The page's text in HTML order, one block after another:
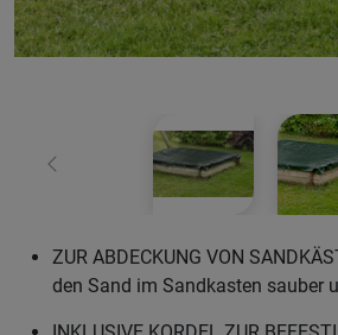
Zurück
ZUR ABDECKUNG VON
den Sand im Sandkasten sauber